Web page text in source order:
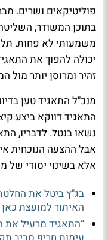
פוליטיקאים ושרים.
בתוכן המשודר,
משמעותי לא פחות.
יכולה להפוך את
זהיר ומרוסן יותר מול
מנכ"ל התאגיד טען
התאגיד דווקא ביצע
נשאו בנטל. לדבריו,
אבל ההצעה הנוכחית
אלא בשינוי יסודי של
בג"ץ ביטל את
האיתור למועצת כאן